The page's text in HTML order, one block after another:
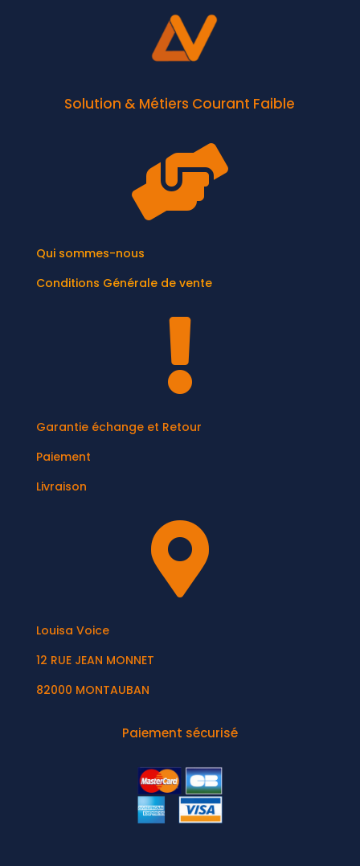
Solution & Métiers Courant Faible

Qui sommes-nous
Conditions Générale de vente

Garantie échange et Retour
Paiement
Livraison

Louisa Voice
12 RUE JEAN MONNET
82000 MONTAUBAN
Paiement sécurisé